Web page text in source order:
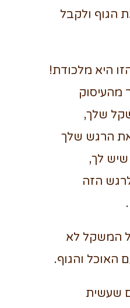
הגוף ולקבל
היא מלכודת!
מהעיסוק
שלך,
הרגש שלך
לך,
הזה
המשקל לא
האוכל והגוף.
שעשית